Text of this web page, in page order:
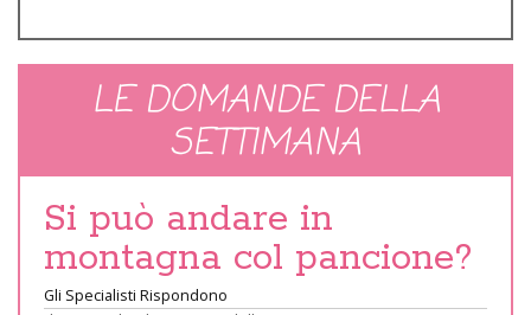
LE DOMANDE DELLA
SETTIMANA
Si può andare in
montagna col pancione?
Gli Specialisti Rispondono